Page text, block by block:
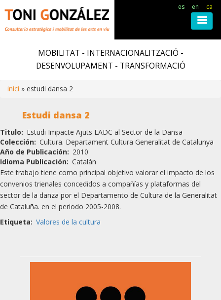
MOBILITAT - INTERNACIONALITZACIÓ -
DESENVOLUPAMENT - TRANSFORMACIÓ
d'ariadna
inici estudi dansa 2
es en ca
Estudi dansa 2
Titulo
Estudi Impacte Ajuts EADC al Sector de la Dansa
Colección Cultura. Departament Cultura Generalitat de Catalunya
Año de Publicación
2010
Idioma Publicación Catalán
Este trabajo tiene como principal objetivo valorar el impacto de los
convenios trienales concedidos a compañías y plataformas del
sector de la danza por el Departamento de Cultura de la Generalitat
de Cataluña. en el periodo 2005-2008.
Etiqueta
Valores de la cultura